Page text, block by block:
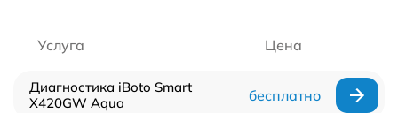
Услуга Цена
Диагностика iBoto Smart
Х420GW Aqua
бесплатно